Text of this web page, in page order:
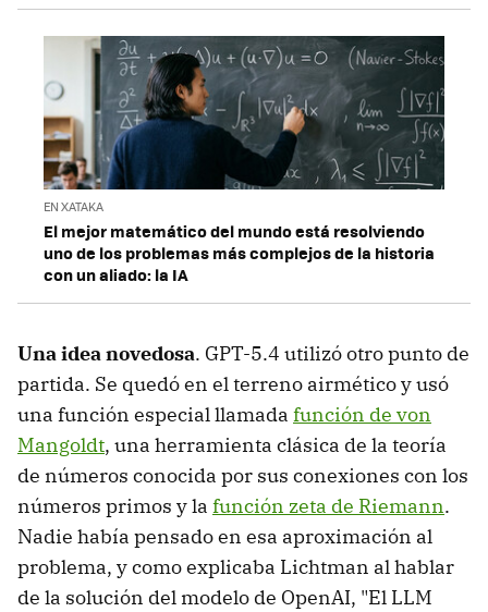
EN XATAKA
El mejor matemático del mundo está resolviendo
uno de los problemas más complejos de la historia
con un aliado: la IA
Una idea novedosa. GPT-5.4 utilizó otro punto de
partida. Se quedó en el terreno airmético y usó
una función especial llamada función de von
Mangoldt, una herramienta clásica de la teoría
de números conocida por sus conexiones con los
números primos y la función zeta de Riemann.
Nadie había pensado en esa aproximación al
problema, y como explicaba Lichtman al hablar
de la solución del modelo de OpenAI, "El LLM